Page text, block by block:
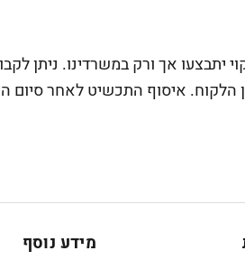
יתבצעו אך ורק במשרדינו. ניתן
איסוף התכשיט לאחר סיום
מידע נוסף